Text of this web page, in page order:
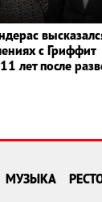
с Гриффит
лет после
МУЗЫКА